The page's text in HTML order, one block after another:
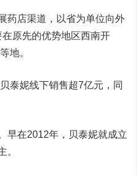
店渠道，以省为单位向外
原先的优势地区西南开
地。
妮线下销售超7亿元，同
在2012年，贝泰妮就成立
。